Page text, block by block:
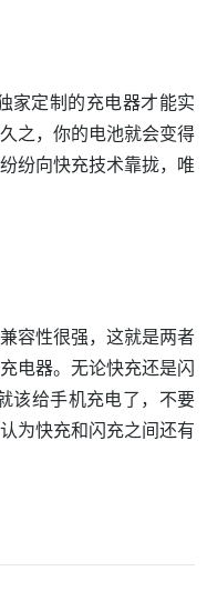
家定制的充电器才能实
之，你的电池就会变得
纷向快充技术靠拢，唯
容性很强，这就是两者
电器。无论快充还是闪
该给手机充电了，不要
为快充和闪充之间还有